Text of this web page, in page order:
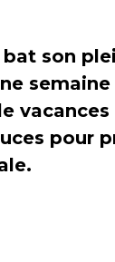
son
semaine
pour